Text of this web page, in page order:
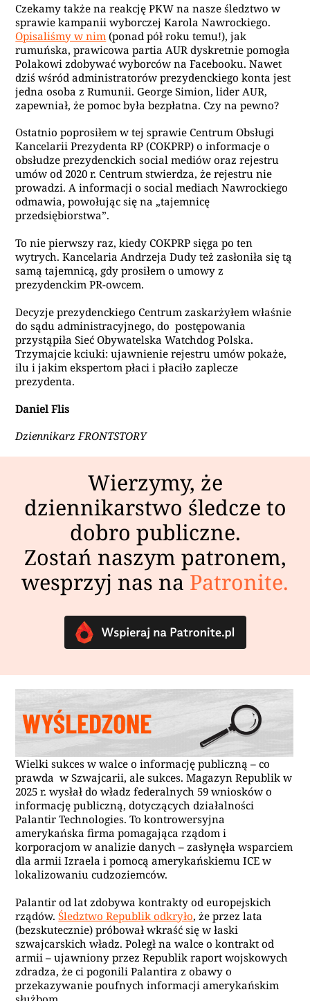
Czekamy także na reakcję PKW na nasze śledztwo w
sprawie kampanii wyborczej Karola Nawrockiego.
Opisaliśmy w nim (ponad pół roku temu!), jak
rumuńska, prawicowa partia AUR dyskretnie pomogła
Polakowi zdobywać wyborców na Facebooku. Nawet
dziś wśród administratorów prezydenckiego konta jest
jedna osoba z Rumunii. George Simion, lider AUR,
zapewniał, że pomoc była bezpłatna. Czy na pewno?
Ostatnio poprosiłem w tej sprawie Centrum Obsługi
Kancelarii Prezydenta RP (COKPRP) o informacje o
obsłudze prezydenckich social mediów oraz rejestru
umów od 2020 r. Centrum stwierdza, że rejestru nie
prowadzi. A informacji o social mediach Nawrockiego
odmawia, powołując się na „tajemnicę
przedsiębiorstwa”.
To nie pierwszy raz, kiedy COKPRP sięga po ten
wytrych. Kancelaria Andrzeja Dudy też zasłoniła się tą
samą tajemnicą, gdy prosiłem o umowy z
prezydenckim PR-owcem.
Decyzje prezydenckiego Centrum zaskarżyłem właśnie
do sądu administracyjnego, do postępowania
przystąpiła Sieć Obywatelska Watchdog Polska.
Trzymajcie kciuki: ujawnienie rejestru umów pokaże,
ilu i jakim ekspertom płaci i płaciło zaplecze
prezydenta.
Daniel Flis
Dziennikarz FRONTSTORY
Wierzymy, że
dziennikarstwo śledcze to
dobro publiczne.
Zostań naszym patronem,
wesprzyj nas na Patronite.
Wielki sukces w walce o informację publiczną – co
prawda w Szwajcarii, ale sukces. Magazyn Republik w
2025 r. wysłał do władz federalnych 59 wniosków o
informację publiczną, dotyczących działalności
Palantir Technologies. To kontrowersyjna
amerykańska firma pomagająca rządom i
korporacjom w analizie danych – zasłynęła wsparciem
dla armii Izraela i pomocą amerykańskiemu ICE w
lokalizowaniu cudzoziemców.
Palantir od lat zdobywa kontrakty od europejskich
rządów.Śledztwo Republik odkryło, że przez lata
(bezskutecznie) próbował wkraść się w łaski
szwajcarskich władz. Poległ na walce o kontrakt od
armii – ujawniony przez Republik raport wojskowych
zdradza, że ci pogonili Palantira z obawy o
przekazywanie poufnych informacji amerykańskim